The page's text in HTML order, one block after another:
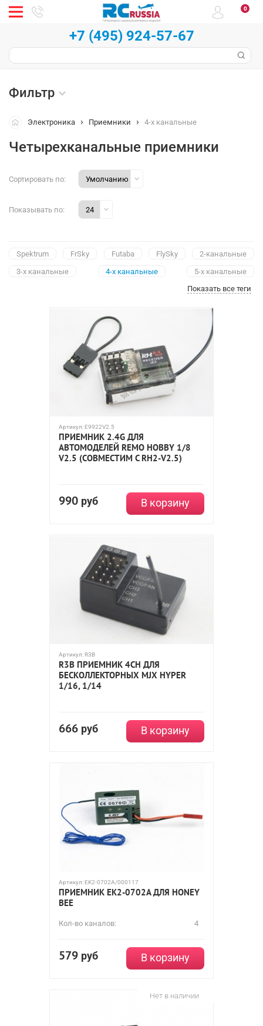
0
+7 (495) 924-57-67
Фильтр
Электроника Приемники 4-х канальные
Четырехканальные приемники
Сортировать по:
Показывать по:
Spektrum FrSky Futaba FlySky
2-канальные
3-х канальные
4-х канальные
5-х канальные
8-канальные
Показать все теги
Артикул: E9922V2.5
ПРИЕМНИК 2.4G ДЛЯ
АВТОМОДЕЛЕЙ REMO HOBBY 1/8
V2.5 (СОВМЕСТИМ С RH2-V2.5)
990 руб В корзину
Артикул: R3B
R3B ПРИЕМНИК 4CH ДЛЯ
БЕСКОЛЛЕКТОРНЫХ MJX HYPER
1/16, 1/14
666 руб В корзину
Артикул: EK2-0702A/000117
ПРИЕМНИК EK2-0702A ДЛЯ HONEY
BEE
Кол-во каналов: 4
579 руб В корзину
Нет в наличии